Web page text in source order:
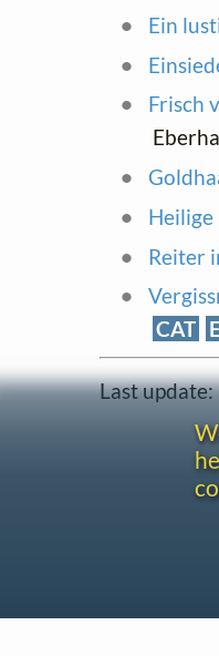
Ein
Frisch
Heilige
Reiter
CAT
Last